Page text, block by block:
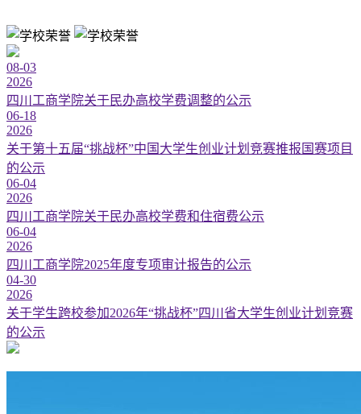
08-03
2026
四川工商学院关于民办高校学费调整的公示
06-18
2026
关于第十五届“挑战杯”中国大学生创业计划竞赛推报国赛项目
的公示
06-04
2026
四川工商学院关于民办高校学费和住宿费公示
06-04
2026
四川工商学院2025年度专项审计报告的公示
04-30
2026
关于学生跨校参加2026年“挑战杯”四川省大学生创业计划竞赛
的公示